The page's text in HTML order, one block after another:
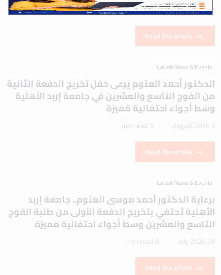
2 August 2026
1 min read
Read the article
Latest News & Events
الدكتور أحمد العتوم يَرعى حَفل تَخريج الدفعة الثانية
من الفوج التاسع والعشرين في جامعة إربد الأهلية
وسَط أجواء احتفالية مُميزة
2 August 2026
0 min read
Read the article
Latest News & Events
برعاية الدكتور أحمد موسى العتوم.. جامعة إربد
الأهلية تَحتفي بتخريج الدفعة الأولى من طلبة الفوج
التاسع والعشرين وسط أجواء احتفالية مميزة
29 July 2026
0 min read
Read the article